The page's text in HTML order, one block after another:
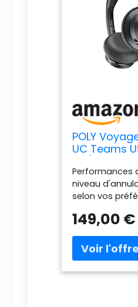
POLY
UC Teams
Performances
niveau
selon vos
technologie
active du
faible et
Technologie
149,00 €